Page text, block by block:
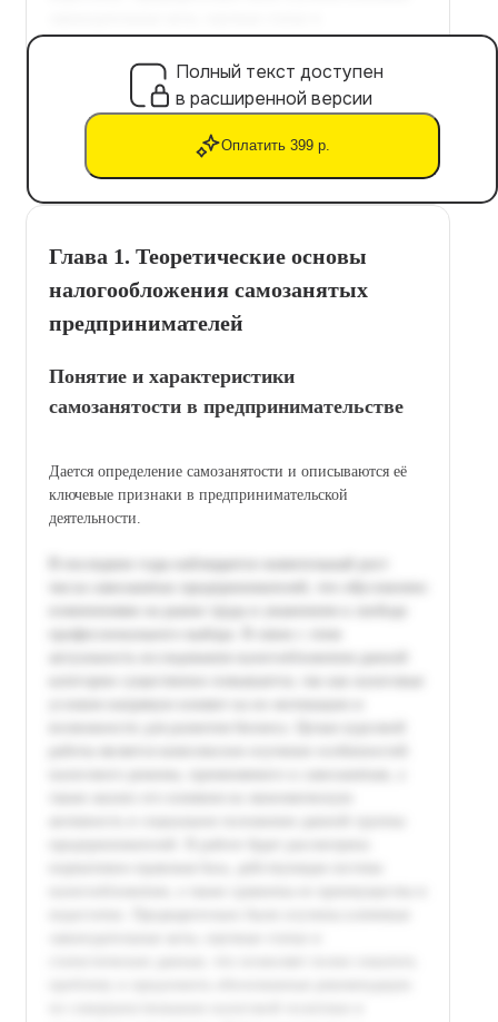
Полный текст доступен
в расширенной версии
Оплатить 399 р.
Глава 1. Теоретические основы
налогообложения самозанятых
предпринимателей
Понятие и характеристики
самозанятости в предпринимательстве
Дается определение самозанятости и описываются её
ключевые признаки в предпринимательской
деятельности.